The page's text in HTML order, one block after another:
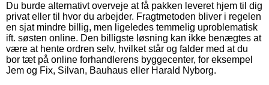
Du burde alternativt overveje at få pakken leveret hjem til dig
privat eller til hvor du arbejder. Fragtmetoden bliver i regelen
en sjat mindre billig, men ligeledes temmelig uproblematisk
ift. søsten online. Den billigste løsning kan ikke benægtes at
være at hente ordren selv, hvilket står og falder med at du
bor tæt på online forhandlerens byggecenter, for eksempel
Jem og Fix, Silvan, Bauhaus eller Harald Nyborg.